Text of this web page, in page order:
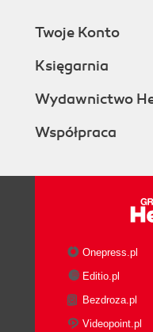
Twoje Konto
Księgarnia
Wydawnictwo
Współpraca
Onepress.pl
Editio.pl
Bezdroza.pl
Videopoint.pl